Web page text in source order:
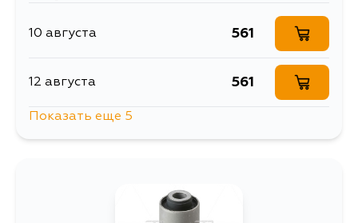
10 августа 561
12 августа 561
Показать еще 5